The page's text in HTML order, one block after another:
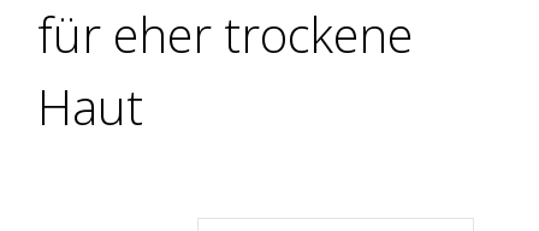
für eher trockene
Haut